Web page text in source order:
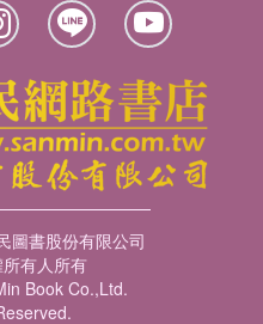
通常也會將遊戲融入在書
，也讓他們在邊玩邊讀的過
內化，成為他們成長的養
能只是單向的跟他們說故
可以和小讀者產生互動，使
一部分，甚至藉由他們的閱
。如此一來，書就不僅僅是
成長套書》，便處處可見各
閱讀興致和深具啟發的遊戲
圖書股份有限公司
有人所有
Book Co.,Ltd.